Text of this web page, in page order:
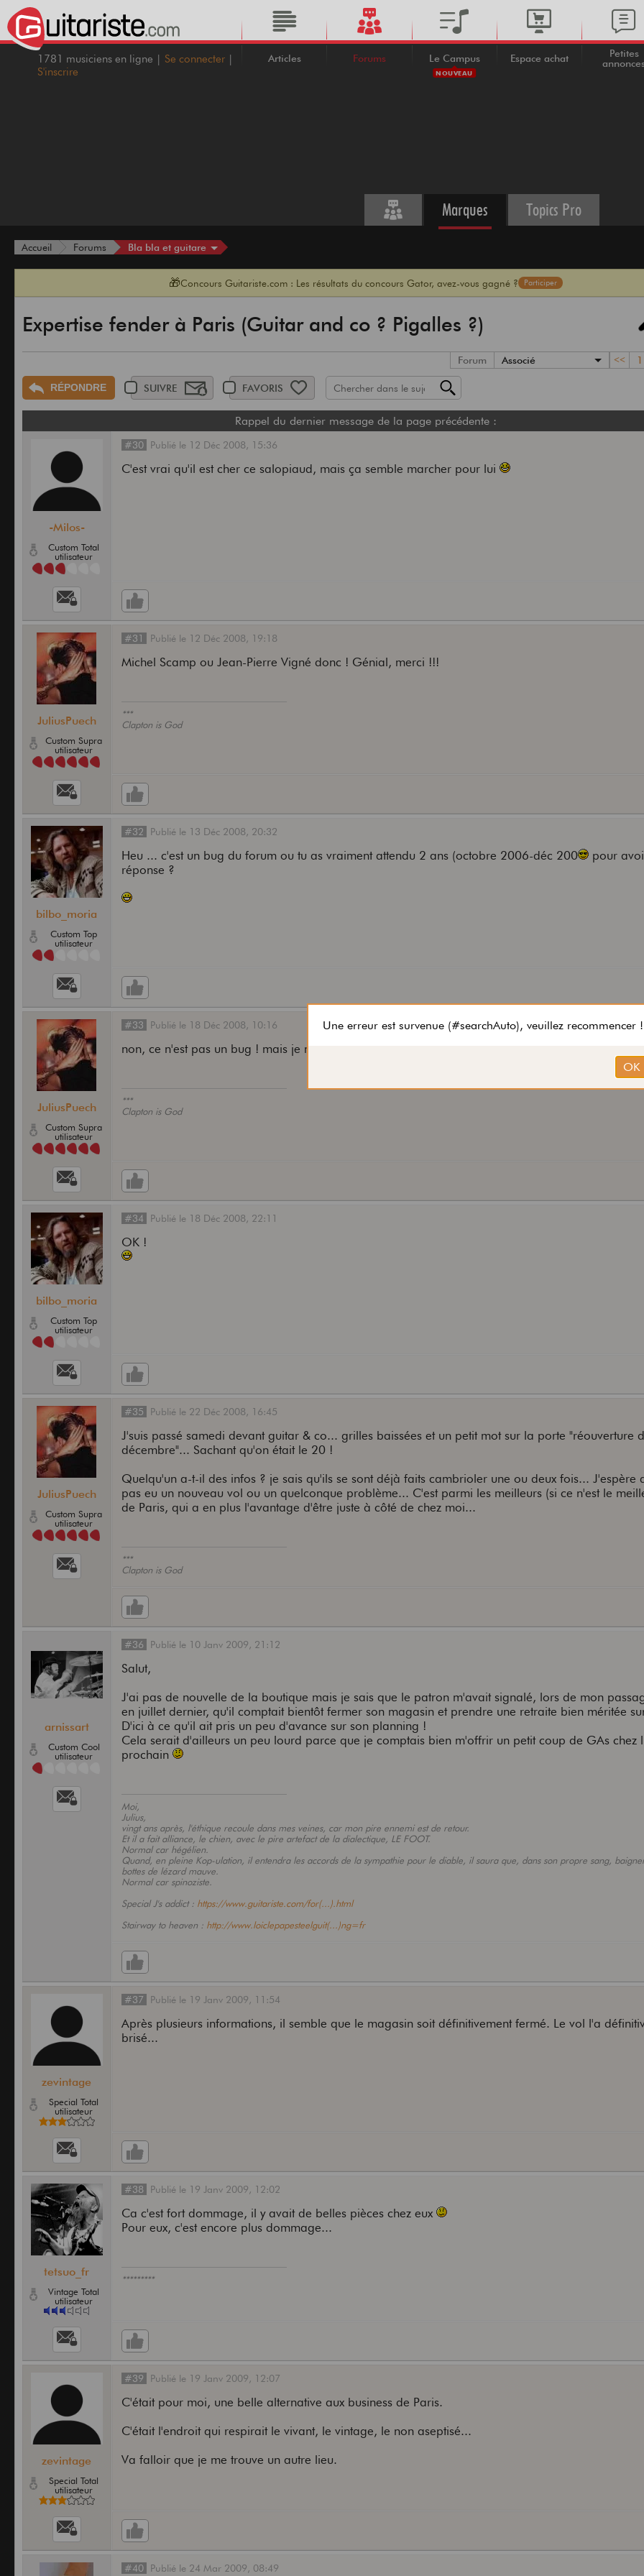
1781 musiciens en ligne | Se connecter |
S'inscrire
Articles Forums Le Campus
NOUVEAU
Espace achat
Petites
Marques Topics Pro
Accueil Forums Bla bla et guitare
🎁Concours Guitariste.com : Les résultats du concours Gator, avez-vous gagné ? Participer
Expertise fender à Paris (Guitar and co ? Pigalles ?)
Forum Associé << 1
RÉPONDRE SUIVRE FAVORIS
Rappel du dernier message de la page précédente :
-Milos-
Custom Total
utilisateur
#30 Publié le 12 Déc 2008, 15:36
C'est vrai qu'il est cher ce salopiaud, mais ça semble marcher pour lui
JuliusPuech
Custom Supra
utilisateur
#31 Publié le 12 Déc 2008, 19:18
Michel Scamp ou Jean-Pierre Vigné donc ! Génial, merci !!!
***
Clapton is God
bilbo_moria
Custom Top
utilisateur
#32 Publié le 13 Déc 2008, 20:32
Heu ... c'est un bug du forum ou tu as vraiment attendu 2 ans (octobre 2006-déc 200
pour
réponse ?
JuliusPuech
Custom Supra
utilisateur
#33 Publié le 18 Déc 2008, 10:16
non, ce n'est pas un bug ! mais je me suis posé la même question à 2 ans d'intervalle !
***
Clapton is God
bilbo_moria
Custom Top
utilisateur
#34 Publié le 18 Déc 2008, 22:11
OK !
JuliusPuech
Custom Supra
utilisateur
#35 Publié le 22 Déc 2008, 16:45
J'suis passé samedi devant guitar & co... grilles baissées et un petit mot sur la porte "réouverture
décembre"... Sachant qu'on était le 20 !
Quelqu'un a-t-il des infos ? je sais qu'ils se sont déjà faits cambrioler une ou deux fois... J'espère
pas eu un nouveau vol ou un quelconque problème... C'est parmi les meilleurs (si ce n'est le
de Paris, qui a en plus l'avantage d'être juste à côté de chez moi...
***
Clapton is God
arnissart
Custom Cool
utilisateur
#36 Publié le 10 Janv 2009, 21:12
Salut,
J'ai pas de nouvelle de la boutique mais je sais que le patron m'avait signalé, lors de mon
en juillet dernier, qu'il comptait bientôt fermer son magasin et prendre une retraite bien méritée
D'ici à ce qu'il ait pris un peu d'avance sur son planning !
Cela serait d'ailleurs un peu lourd parce que je comptais bien m'offrir un petit coup de GAs chez
prochain
Moi,
Julius,
vingt ans après, l'éthique recoule dans mes veines, car mon pire ennemi est de retour.
Et il a fait alliance, le chien, avec le pire artefact de la dialectique, LE FOOT.
Normal car hégélien.
Quand, en pleine Kop-ulation, il entendra les accords de la sympathie pour le diable, il saura que, dans son propre sang,
bottes de lézard mauve.
Normal car spinoziste.
Special J's addict : https://www.guitariste.com/for(...).html
Stairway to heaven : http://www.loiclepapesteelguit(...)ng=fr
zevintage
Special Total
utilisateur
#37 Publié le 19 Janv 2009, 11:54
Après plusieurs informations, il semble que le magasin soit définitivement fermé. Le vol l'a
brisé...
tetsuo_fr
Vintage Total
utilisateur
#38 Publié le 19 Janv 2009, 12:02
Ca c'est fort dommage, il y avait de belles pièces chez eux
Pour eux, c'est encore plus dommage...
*********
zevintage
Special Total
utilisateur
#39 Publié le 19 Janv 2009, 12:07
C'était pour moi, une belle alternative aux business de Paris.
C'était l'endroit qui respirait le vivant, le vintage, le non aseptisé...
Va falloir que je me trouve un autre lieu.
#40 Publié le 24 Mar 2009, 08:49